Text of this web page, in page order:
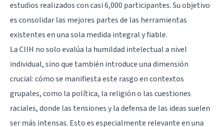
estudios realizados con casi 6,000 participantes. Su objetivo
es consolidar las mejores partes de las herramientas
existentes en una sola medida integral y fiable.
La CIIH no solo evalúa la humildad intelectual a nivel
individual, sino que también introduce una dimensión
crucial: cómo se manifiesta este rasgo en contextos
grupales, como la política, la religión o las cuestiones
raciales, donde las tensiones y la defensa de las ideas suelen
ser más intensas. Esto es especialmente relevante en una